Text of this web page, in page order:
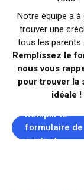
Notre équipe a
trouver une
tous les parents
Remplissez le
nous vous
pour trouver la
idéale !
Remplir le
formulaire de
contact